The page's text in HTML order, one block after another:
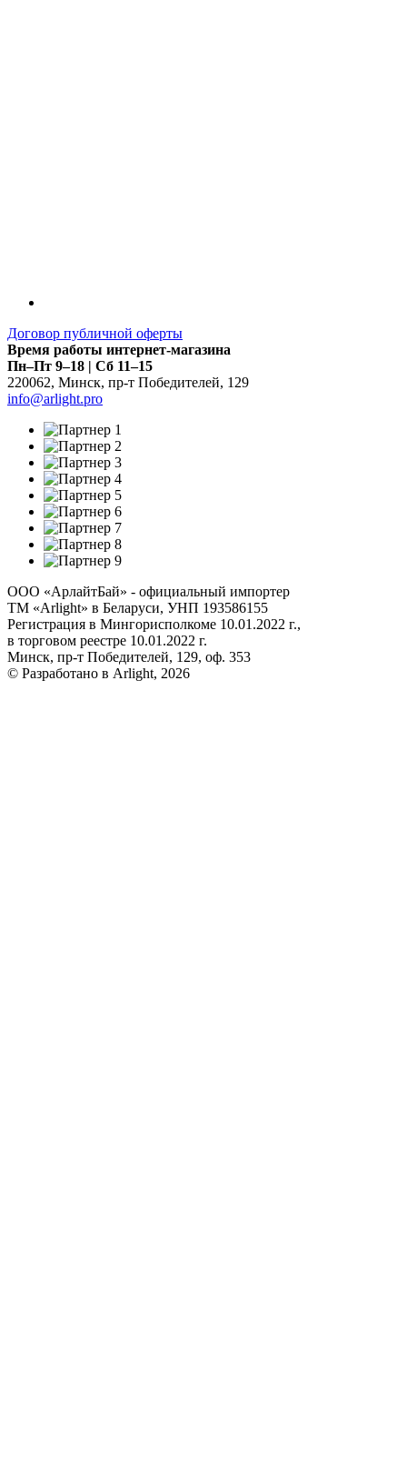
Договор публичной оферты
Время работы интернет-магазина
Пн–Пт 9–18 | Сб 11–15
220062, Минск, пр-т Победителей, 129
info@arlight.pro
ООО «АрлайтБай» - официальный импортер
ТМ «Arlight» в Беларуси, УНП 193586155
Регистрация в Мингорисполкоме 10.01.2022 г.,
в торговом реестре 10.01.2022 г.
Минск, пр-т Победителей, 129, оф. 353
© Разработано в Arlight, 2026